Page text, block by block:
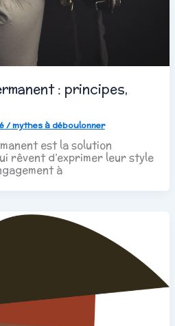
: principes,
/ mythes à déboulonner
est la solution
rêvent d’exprimer leur style
à